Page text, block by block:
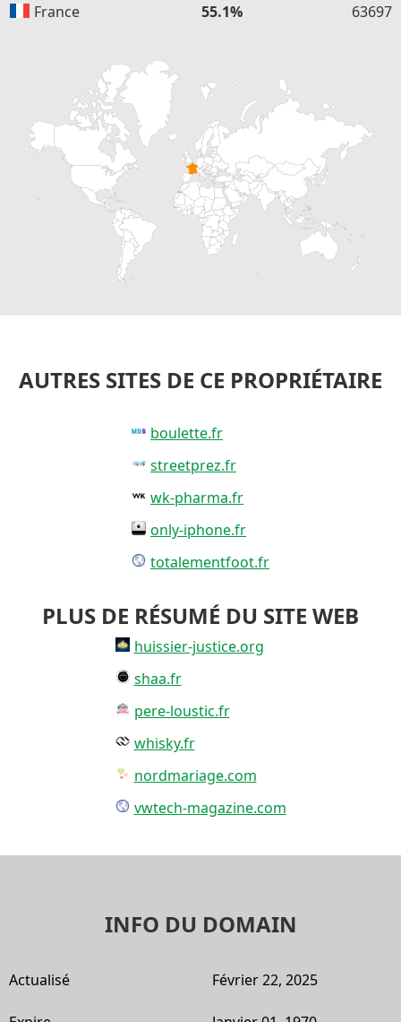
France 55.1% 63697
AUTRES SITES DE CE PROPRIÉTAIRE
boulette.fr
streetprez.fr
wk-pharma.fr
only-iphone.fr
totalementfoot.fr
PLUS DE RÉSUMÉ DU SITE WEB
huissier-justice.org
shaa.fr
pere-loustic.fr
whisky.fr
nordmariage.com
vwtech-magazine.com
INFO DU DOMAIN
Actualisé Février 22, 2025